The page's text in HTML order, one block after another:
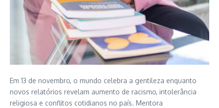
Em 13 de novembro, o mundo celebra a gentileza enquanto
novos relatórios revelam aumento de racismo, intolerância
religiosa e conflitos cotidianos no país. Mentora